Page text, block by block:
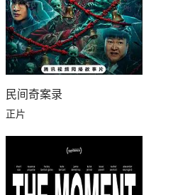
民间奇案录
正片